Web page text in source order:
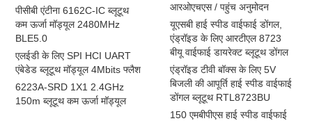
पीसीबी एंटीना 6162C-IC ब्लूटूथ
कम ऊर्जा मॉड्यूल 2480MHz
BLE5.0
एलईडी के लिए SPI HCI UART
एंबेडेड ब्लूटूथ मॉड्यूल 4Mbits फ्लैश
6223A-SRD 1X1 2.4GHz
150m ब्लूटूथ कम ऊर्जा मॉड्यूल
आरओएचएस / पहुंच अनुमोदन
यूएसबी हाई स्पीड वाईफाई डोंगल,
एंड्रॉइड के लिए आरटीएल 8723
बीयू वाईफाई डायरेक्ट ब्लूटूथ डोंगल
एंड्रॉइड टीवी बॉक्स के लिए 5V
बिजली की आपूर्ति हाई स्पीड वाईफाई
डोंगल ब्लूटूथ RTL8723BU
150 एमबीपीएस हाई स्पीड वाईफाई